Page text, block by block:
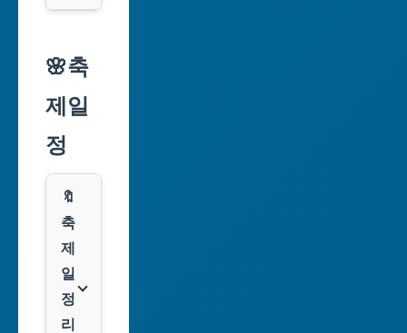
인
광
역
주
광
역
시
리
스
레
쿠
팡
클
룩
🌸축
제일
정
🔖
축
제
일
정
리